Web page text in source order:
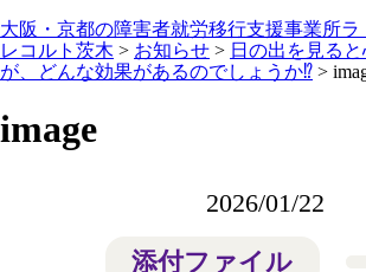
大阪・京都の障害者就労移行支援事業所ラ
レコルト茨木 > お知らせ > 日の出を見る
が、どんな効果があるのでしょうか⁉️ >
image
2026/01/22
添付ファイル